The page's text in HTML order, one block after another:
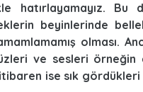
hatırlayamayız. Bu
beyinlerinde
olması.
ve sesleri örneğin
ise sık